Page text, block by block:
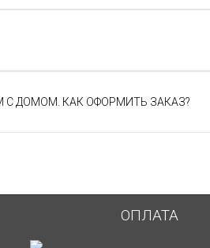
ДОМОМ. КАК ОФОРМИТЬ ЗАКАЗ?
ОПЛАТА